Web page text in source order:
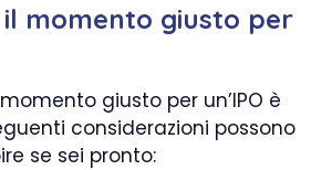
il momento giusto per
giusto per un’IPO è
considerazioni possono
se sei pronto: